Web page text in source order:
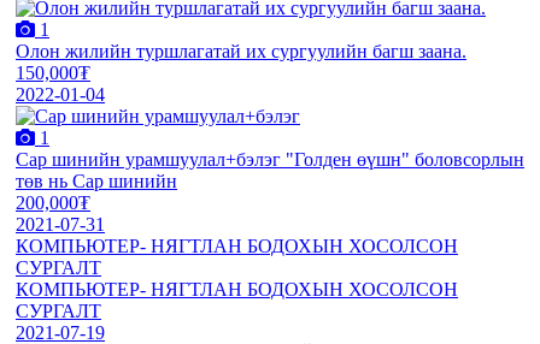
1
Олон жилийн туршлагатай их сургуулийн багш заана.
150,000₮
2022-01-04
1
Сар шинийн урамшуулал+бэлэг "Голден өүшн" боловсорлын
төв нь Сар шинийн
200,000₮
2021-07-31
КОМПЬЮТЕР- НЯГТЛАН БОДОХЫН ХОСОЛСОН
СУРГАЛТ
КОМПЬЮТЕР- НЯГТЛАН БОДОХЫН ХОСОЛСОН
СУРГАЛТ
2021-07-19